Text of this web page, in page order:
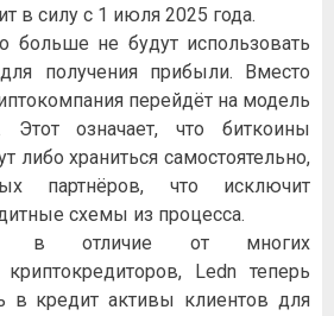
в силу с 1 июля 2025 года.
больше не будут использовать
получения прибыли. Вместо
перейдёт на модель
Этот означает, что биткоины
либо храниться самостоятельно,
партнёров, что исключит
схемы из процесса.
в отличие от многих
Ledn теперь
в кредит активы клиентов для